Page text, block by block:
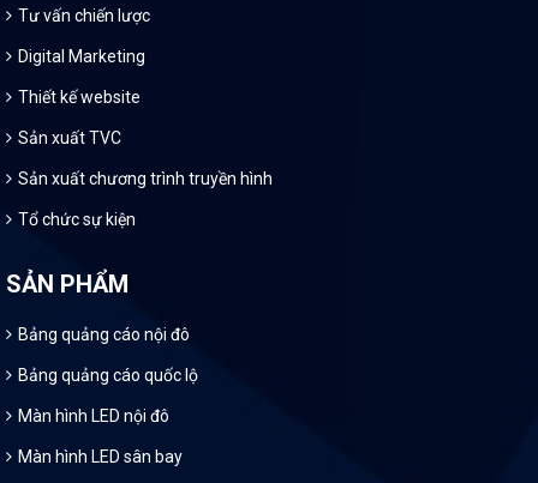
Tư vấn chiến lược
Digital Marketing
Thiết kế website
Sản xuất TVC
Sản xuất chương trình truyền hình
Tổ chức sự kiện
SẢN PHẨM
Bảng quảng cáo nội đô
Bảng quảng cáo quốc lộ
Màn hình LED nội đô
Màn hình LED sân bay